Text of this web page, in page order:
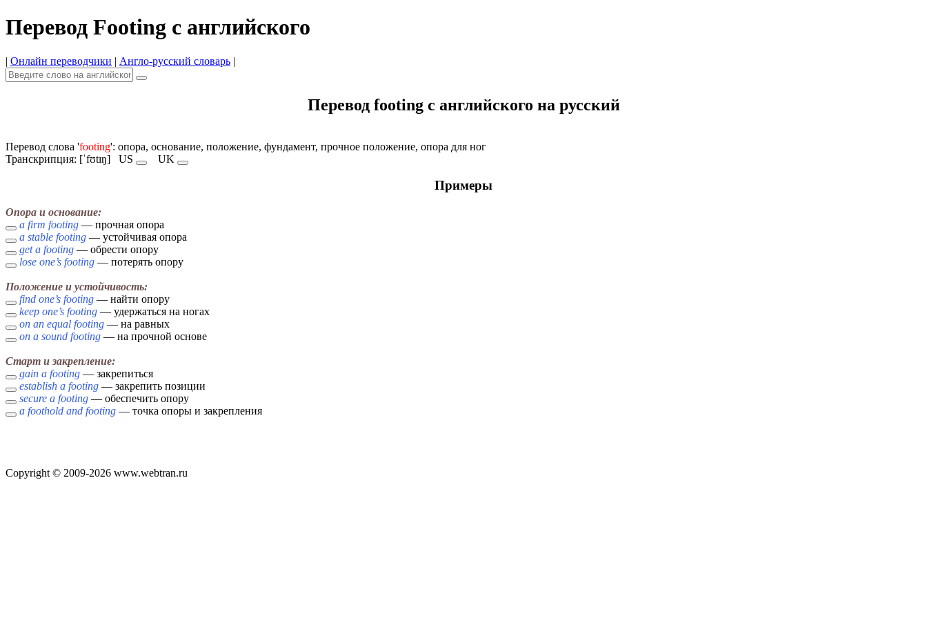
Перевод Footing с английского
| Онлайн переводчики | Англо-русский словарь |
Перевод footing с английского на русский
Перевод слова 'footing': опора, основание, положение, фундамент, прочное положение, опора для ног
Транскрипция: [ˈfʊtɪŋ] US UK
Примеры
Опора и основание:
a firm footing — прочная опора
a stable footing — устойчивая опора
get a footing — обрести опору
lose one’s footing — потерять опору
Положение и устойчивость:
find one’s footing — найти опору
keep one’s footing — удержаться на ногах
on an equal footing — на равных
on a sound footing — на прочной основе
Старт и закрепление:
gain a footing — закрепиться
establish a footing — закрепить позиции
secure a footing — обеспечить опору
a foothold and footing — точка опоры и закрепления
Copyright © 2009-2026 www.webtran.ru